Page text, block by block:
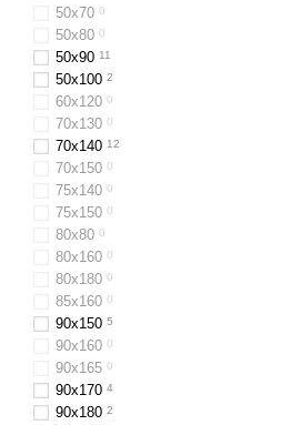
50х70 0
50x80 0
50х90 11
50x100 2
60х120 0
70x130 0
70х140 12
70х150 0
75х140 0
75x150 0
80x80 0
80х160 0
80х180 0
85x160 0
90x150 5
90x160 0
90x165 0
90x170 4
90х180 2